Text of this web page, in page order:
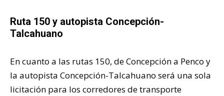
Ruta 150 y autopista Concepción-
Talcahuano
En cuanto a las rutas 150, de Concepción a Penco y
la autopista Concepción-Talcahuano será una sola
licitación para los corredores de transporte